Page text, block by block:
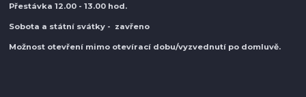
Přestávka 12.00 - 13.00 hod.
Sobota a státní svátky - zavřeno
Možnost otevření mimo otevírací dobu/vyzvednutí po domluvě.